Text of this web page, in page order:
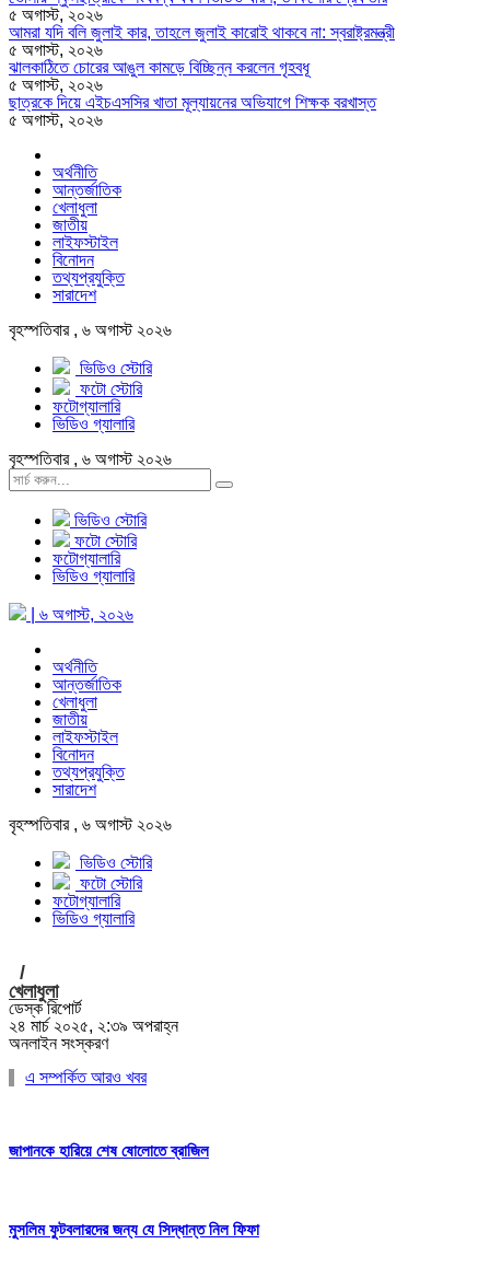
৫ অগাস্ট, ২০২৬
আমরা যদি বলি জুলাই কার, তাহলে জুলাই কারোই থাকবে না: স্বরাষ্ট্রমন্ত্রী
৫ অগাস্ট, ২০২৬
ঝালকাঠিতে চোরের আঙুল কামড়ে বিচ্ছিন্ন করলেন গৃহবধূ
৫ অগাস্ট, ২০২৬
ছাত্রকে দিয়ে এইচএসসির খাতা মূল্যায়নের অভিযাগে শিক্ষক বরখাস্ত
৫ অগাস্ট, ২০২৬
অর্থনীতি
আন্তর্জাতিক
খেলাধুলা
জাতীয়
লাইফস্টাইল
বিনোদন
তথ্যপ্রযুক্তি
সারাদেশ
বৃহস্পতিবার , ৬ অগাস্ট ২০২৬
ভিডিও স্টোরি
ফটো স্টোরি
ফটোগ্যালারি
ভিডিও গ্যালারি
বৃহস্পতিবার , ৬ অগাস্ট ২০২৬
ভিডিও স্টোরি
ফটো স্টোরি
ফটোগ্যালারি
ভিডিও গ্যালারি
| ৬ অগাস্ট, ২০২৬
অর্থনীতি
আন্তর্জাতিক
খেলাধুলা
জাতীয়
লাইফস্টাইল
বিনোদন
তথ্যপ্রযুক্তি
সারাদেশ
বৃহস্পতিবার , ৬ অগাস্ট ২০২৬
ভিডিও স্টোরি
ফটো স্টোরি
ফটোগ্যালারি
ভিডিও গ্যালারি
/
খেলাধুলা
ডেস্ক রিপোর্ট
২৪ মার্চ ২০২৫, ২:৩৯ অপরাহ্ন
অনলাইন সংস্করণ
এ সম্পর্কিত আরও খবর
জাপানকে হারিয়ে শেষ ষোলোতে ব্রাজিল
মুসলিম ফুটবলারদের জন্য যে সিদ্ধান্ত নিল ফিফা